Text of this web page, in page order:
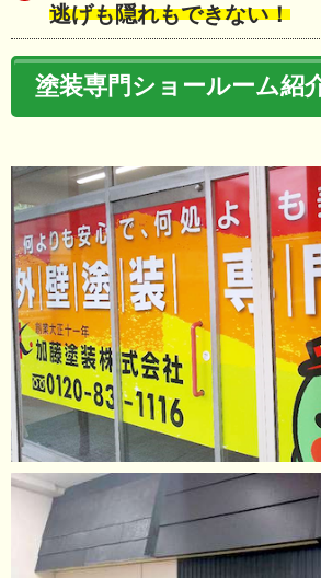
逃げも隠れもできない！
塗装専門ショールーム紹